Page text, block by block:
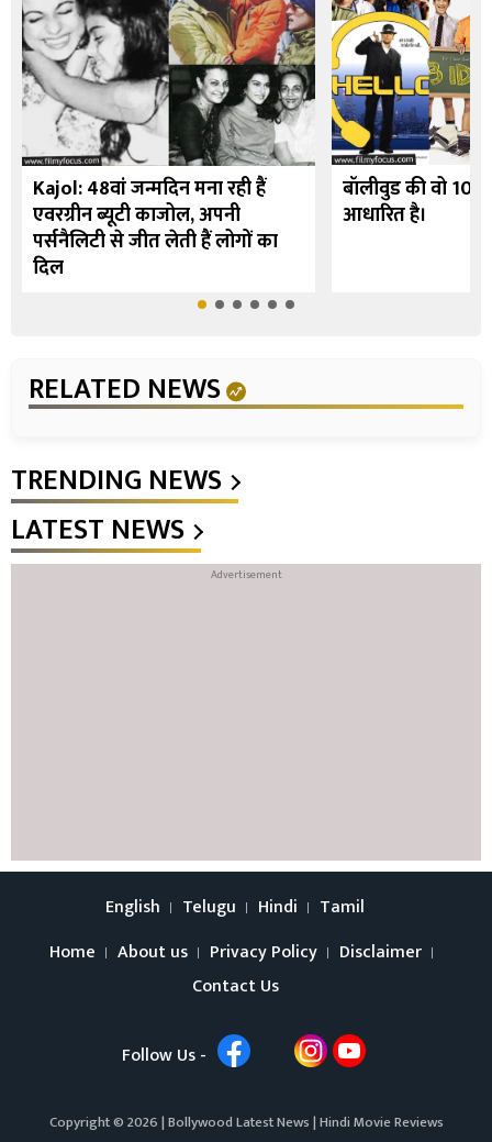
Kajol: 48वां जन्मदिन मना रही हैं
एवरग्रीन ब्यूटी काजोल, अपनी
पर्सनैलिटी से जीत लेती हैं लोगों का
दिल
बॉलीवुड की वो 10
आधारित है।
RELATED NEWS
TRENDING NEWS
LATEST NEWS
English Telugu Hindi
Tamil
Home
About us Privacy Policy
Disclaimer
Contact Us
Follow Us -
Copyright © 2026 |Bollywood Latest News|Hindi Movie Reviews